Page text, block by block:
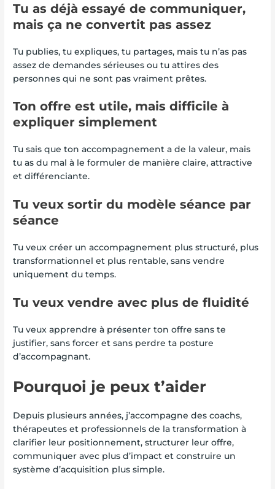
Tu as déjà essayé de communiquer,
mais ça ne convertit pas assez
Tu publies, tu expliques, tu partages, mais tu n’as pas
assez de demandes sérieuses ou tu attires des
personnes qui ne sont pas vraiment prêtes.
Ton offre est utile, mais difficile à
expliquer simplement
Tu sais que ton accompagnement a de la valeur, mais
tu as du mal à le formuler de manière claire, attractive
et différenciante.
Tu veux sortir du modèle séance par
séance
Tu veux créer un accompagnement plus structuré, plus
transformationnel et plus rentable, sans vendre
uniquement du temps.
Tu veux vendre avec plus de fluidité
Tu veux apprendre à présenter ton offre sans te
justifier, sans forcer et sans perdre ta posture
d’accompagnant.
Pourquoi je peux t’aider
Depuis plusieurs années, j’accompagne des coachs,
thérapeutes et professionnels de la transformation à
clarifier leur positionnement, structurer leur offre,
communiquer avec plus d’impact et construire un
système d’acquisition plus simple.